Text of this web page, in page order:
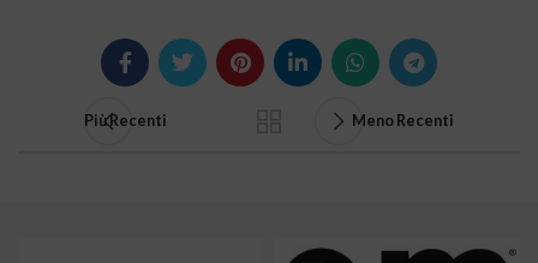
Più Recenti Meno Recenti